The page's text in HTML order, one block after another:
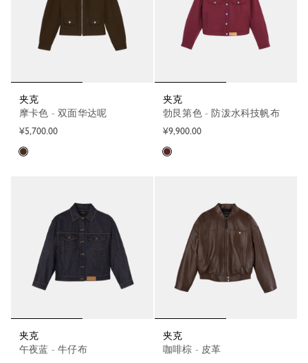
夹克
摩卡色 - 双面华达呢
¥5,700.00
夹克
勃艮第色 - 防泼水科技帆布
¥9,900.00
夹克
午夜蓝 - 牛仔布
夹克
咖啡棕 - 皮革